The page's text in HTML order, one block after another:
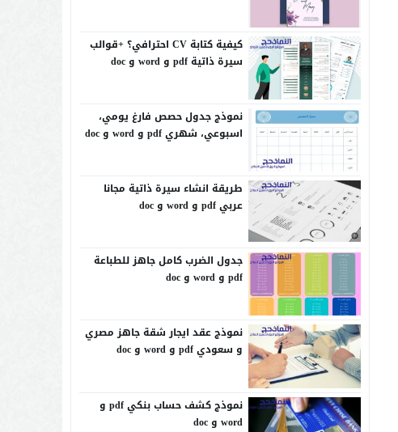
كيفية كتابة CV احترافي؟ +قوالب
سيرة ذاتية pdf و word و doc
نموذج جدول حصص فارغ يومي،
اسبوعي، شهري pdf و word و doc
طريقة انشاء سيرة ذاتية مجانا
عربي pdf و word و doc
جدول الضرب كامل جاهز للطباعة
pdf و word و doc
نموذج عقد ايجار شقة جاهز مصري
و سعودي pdf و word و doc
نموذج كشف حساب بنكي pdf و
word و doc